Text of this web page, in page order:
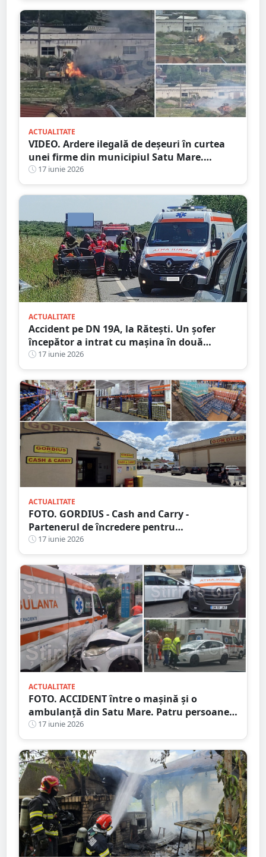
ACTUALITATE
VIDEO. Ardere ilegală de deșeuri în curtea
unei firme din municipiul Satu Mare.
Pompierii i-au amendat, la sesizarea
PresaSM
17 iunie 2026
ACTUALITATE
Accident pe DN 19A, la Rătești. Un șofer
începător a intrat cu mașina în două
autoturisme parcate
17 iunie 2026
ACTUALITATE
FOTO. GORDIUS - Cash and Carry -
Partenerul de încredere pentru
cumpărături avantajoase în Satu Mare
17 iunie 2026
ACTUALITATE
FOTO. ACCIDENT între o mașină și o
ambulanță din Satu Mare. Patru persoane
au ajuns la spital
17 iunie 2026